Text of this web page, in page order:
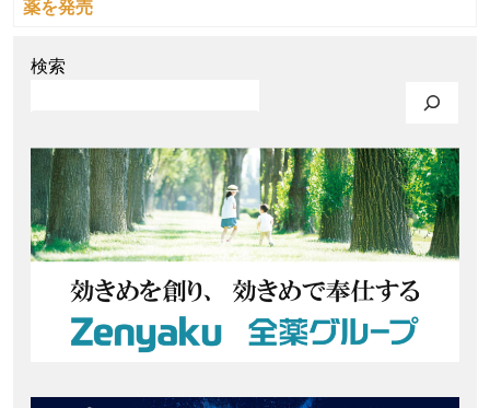
薬を発売
検索